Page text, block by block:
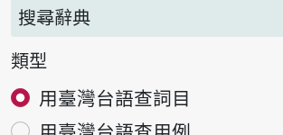
搜尋辭典
類型
用臺灣台語查詞目